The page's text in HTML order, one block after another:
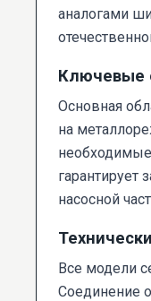
аналогами
Ключевые
Основная
на
необходимые
гарантирует
насосной
Все модели
Соединение